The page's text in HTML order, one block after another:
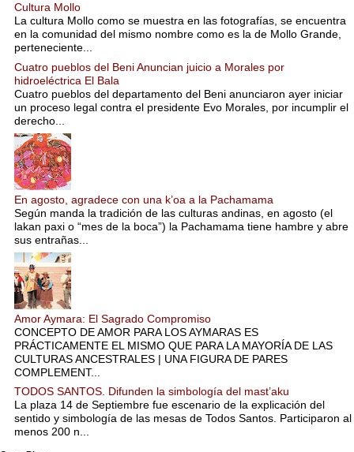
Cultura Mollo
La cultura Mollo como se muestra en las fotografías, se encuentra
en la comunidad del mismo nombre como es la de Mollo Grande,
perteneciente...
Cuatro pueblos del Beni Anuncian juicio a Morales por
hidroeléctrica El Bala
Cuatro pueblos del departamento del Beni anunciaron ayer iniciar
un proceso legal contra el presidente Evo Morales, por incumplir el
derecho...
En agosto, agradece con una k’oa a la Pachamama
Según manda la tradición de las culturas andinas, en agosto (el
lakan paxi o “mes de la boca”) la Pachamama tiene hambre y abre
sus entrañas...
Amor Aymara: El Sagrado Compromiso
CONCEPTO DE AMOR PARA LOS AYMARAS ES
PRÁCTICAMENTE EL MISMO QUE PARA LA MAYORÍA DE LAS
CULTURAS ANCESTRALES | UNA FIGURA DE PARES
COMPLEMENT...
TODOS SANTOS. Difunden la simbología del mast’aku
La plaza 14 de Septiembre fue escenario de la explicación del
sentido y simbología de las mesas de Todos Santos. Participaron al
menos 200 n...